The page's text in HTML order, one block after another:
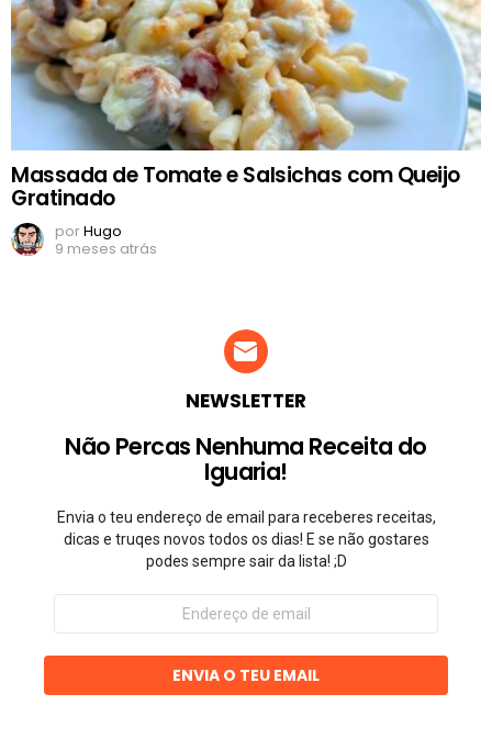
Massada de Tomate e Salsichas com Queijo
Gratinado
porHugo
9 meses atrás
NEWSLETTER
Não Percas Nenhuma Receita do
Iguaria!
Envia o teu endereço de email para receberes receitas,
dicas e truqes novos todos os dias! E se não gostares
podes sempre sair da lista! ;D
Endereço
email
ENVIA O TEU EMAIL